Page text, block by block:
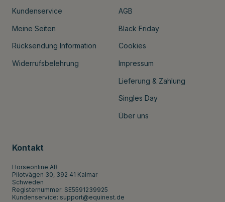
Kundenservice
Meine Seiten
Rücksendung Information
Widerrufsbelehrung
AGB
Black Friday
Cookies
Impressum
Lieferung & Zahlung
Singles Day
Über uns
Kontakt
Horseonline AB
Pilotvägen 30, 392 41 Kalmar
Schweden
Registernummer: SE5591239925
Kundenservice: support@equinest.de